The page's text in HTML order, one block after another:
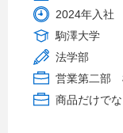
2024年入社
駒澤大学
法学部
営業第二部
商品だけで